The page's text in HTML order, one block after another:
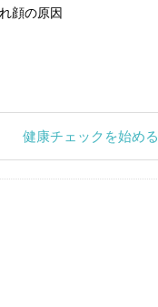
顔の原因
健康チェックを始める